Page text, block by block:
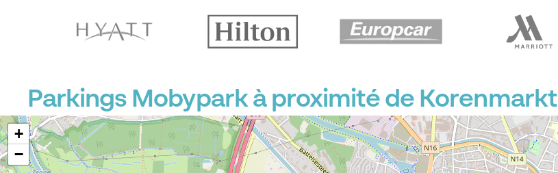
Parkings Mobypark à proximité de Korenmarkt
+
−